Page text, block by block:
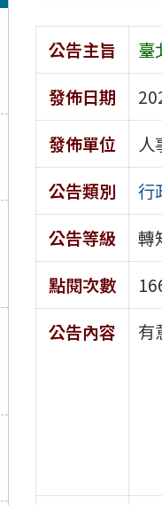
公告主旨
臺
發佈日期
發佈單位
人
公告類別
行
公告等級
轉
點閱次數
公告內容
有